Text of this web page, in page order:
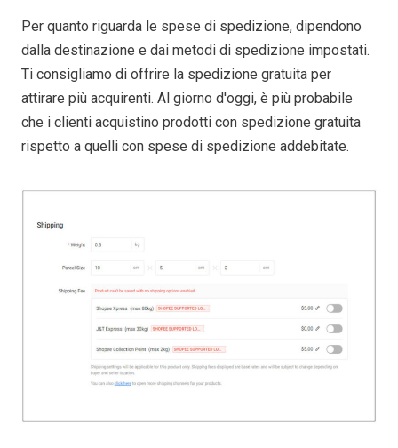
Per quanto riguarda le spese di spedizione, dipendono
dalla destinazione e dai metodi di spedizione impostati.
Ti consigliamo di offrire la spedizione gratuita per
attirare più acquirenti. Al giorno d'oggi, è più probabile
che i clienti acquistino prodotti con spedizione gratuita
rispetto a quelli con spese di spedizione addebitate.